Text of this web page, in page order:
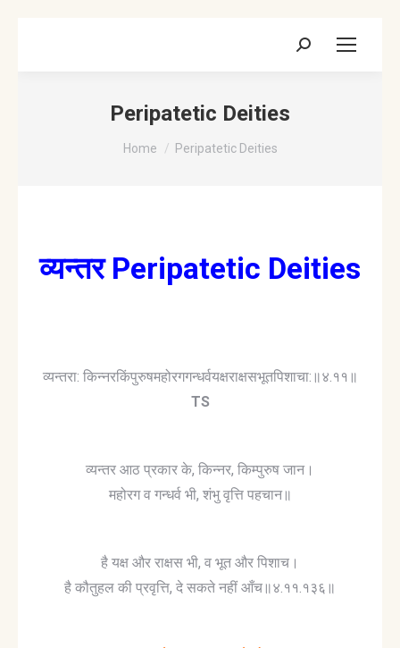
Search:
Peripatetic Deities
You are here:
Home Peripatetic Deities
व्यन्तर Peripatetic Deities
व्यन्तरा: किन्नरकिंपुरुषमहोरगगन्धर्वयक्षराक्षसभूतपिशाचा:॥४.११॥
TS
व्यन्तर आठ प्रकार के, किन्नर, किम्पुरुष जान।
महोरग व गन्धर्व भी, शंभु वृत्ति पहचान॥
है यक्ष और राक्षस भी, व भूत और पिशाच।
है कौतुहल की प्रवृत्ति, दे सकते नहीं आँच॥४.११.१३६॥